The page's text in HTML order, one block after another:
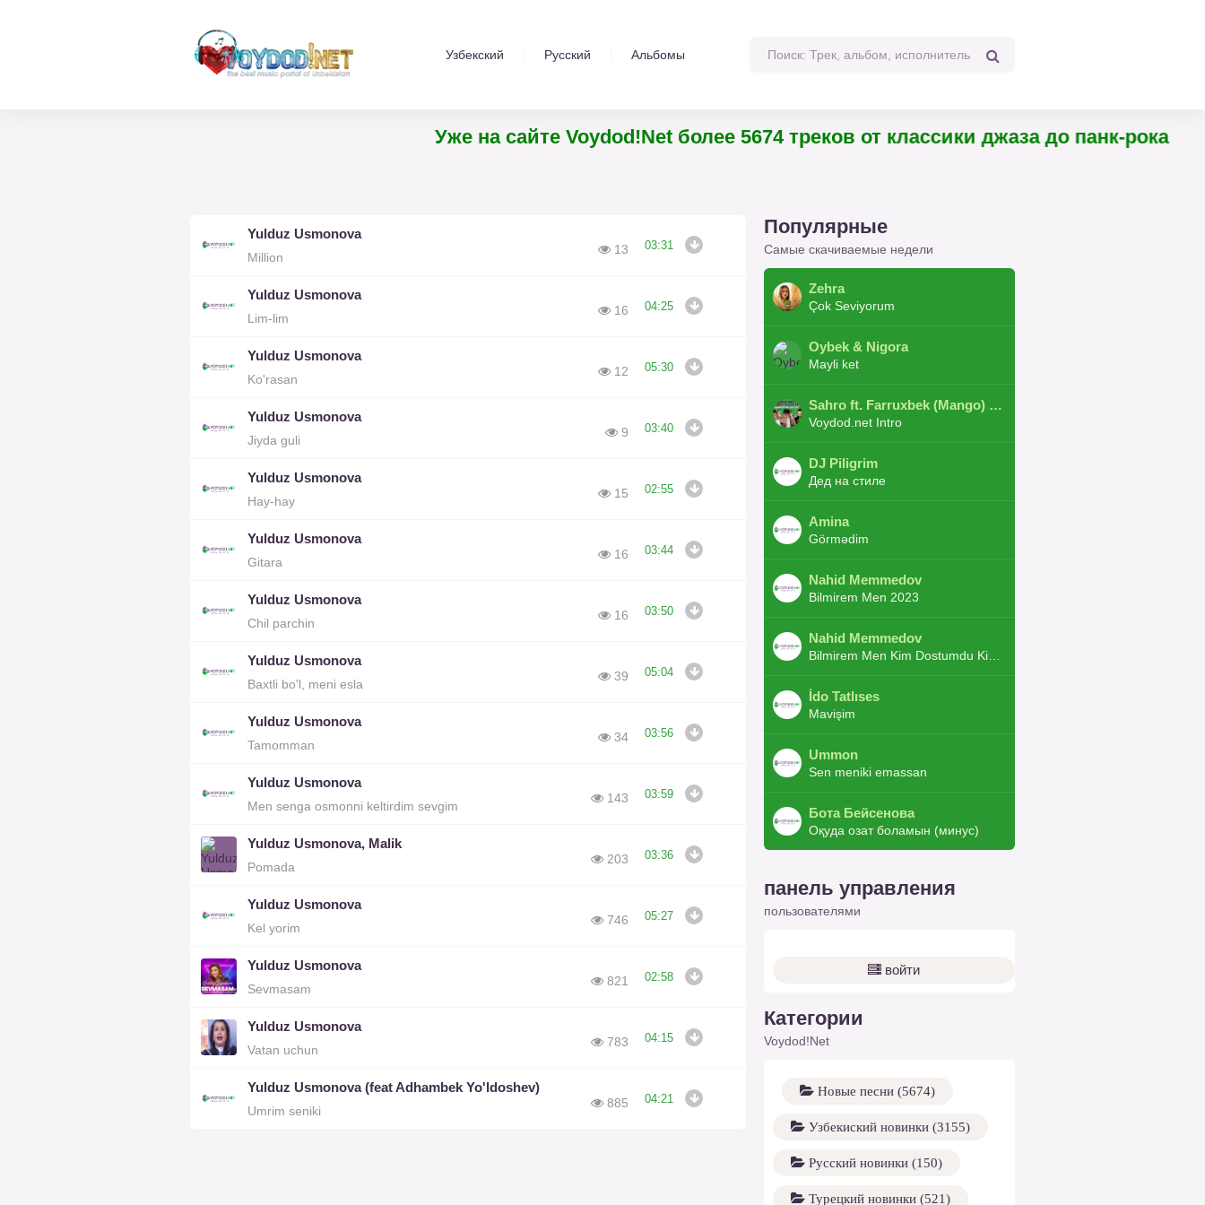
Узбекский Русский Альбомы
Уже на сайте Voydod!Net более 5674 треков от классики джаза до панк-рока
Yulduz Usmonova
Million
13 03:31
Yulduz Usmonova
Lim-lim
16 04:25
Yulduz Usmonova
Ko'rasan
12 05:30
Yulduz Usmonova
Jiyda guli
9 03:40
Yulduz Usmonova
Hay-hay
15 02:55
Yulduz Usmonova
Gitara
16 03:44
Yulduz Usmonova
Chil parchin
16 03:50
Yulduz Usmonova
Baxtli bo'l, meni esla
39 05:04
Yulduz Usmonova
Tamomman
34 03:56
Yulduz Usmonova
Men senga osmonni keltirdim sevgim
143 03:59
Yulduz Usmonova, Malik
Pomada
203 03:36
Yulduz Usmonova
Kel yorim
746 05:27
Yulduz Usmonova
Sevmasam
821 02:58
Yulduz Usmonova
Vatan uchun
783 04:15
Yulduz Usmonova (feat Adhambek Yo'ldoshev)
Umrim seniki
885 04:21
Популярные
Самые скачиваемые недели
Zehra
Çok Seviyorum
Oybek & Nigora
Mayli ket
Sahro ft. Farruxbek (Mango) ft. Shaxboz ft. Navruz and Zarba ft. DJ.JoHa
Voydod.net Intro
DJ Piligrim
Дед на стиле
Amina
Görmədim
Nahid Memmedov
Bilmirem Men 2023
Nahid Memmedov
İdo Tatlıses
Mavişim
Ummon
Sen meniki emassan
Бота Бейсенова
Оқуда озат боламын (минус)
панель управления
пользователями
войти
Категории
Voydod!Net
Новые песни (5674)
Узбекиский новинки (3155)
Русский новинки (150)
Турецкий новинки (521)